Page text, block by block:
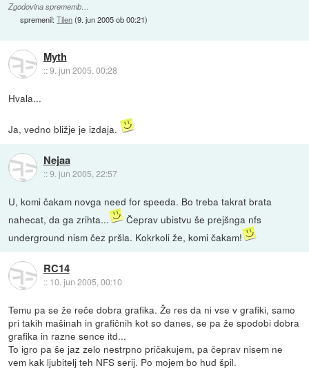
Zgodovina sprememb…
spremenil:Tilen(9. jun 2005 ob 00:21)
Myth
::9. jun 2005, 00:28
Hvala...
Ja, vedno bližje je izdaja.
Nejaa
::9. jun 2005, 22:57
U, komi čakam novga need for speeda. Bo treba takrat brata
nahecat, da ga zrihta...
Čeprav ubistvu še prejšnga nfs
underground nism čez pršla. Kokrkoli že, komi čakam!
RC14
:: 10. jun 2005, 00:10
Temu pa se že reče dobra grafika. Že res da ni vse v grafiki, samo
pri takih mašinah in grafičnih kot so danes, se pa že spodobi dobra
grafika in razne sence itd...
To igro pa še jaz zelo nestrpno pričakujem, pa čeprav nisem ne
vem kak ljubitelj teh NFS serij. Po mojem bo hud špil.